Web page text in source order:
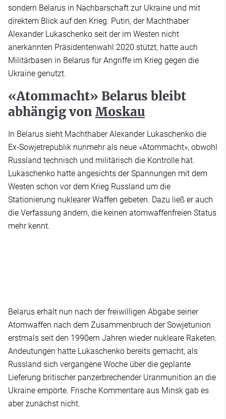
sondern Belarus in Nachbarschaft zur Ukraine und mit
direktem Blick auf den Krieg. Putin, der Machthaber
Alexander Lukaschenko seit der im Westen nicht
anerkannten Präsidentenwahl 2020 stützt, hatte auch
Militärbasen in Belarus für Angriffe im Krieg gegen die
Ukraine genutzt.
«Atommacht» Belarus bleibt
abhängig von Moskau
In Belarus sieht Machthaber Alexander Lukaschenko die
Ex-Sowjetrepublik nunmehr als neue «Atommacht», obwohl
Russland technisch und militärisch die Kontrolle hat.
Lukaschenko hatte angesichts der Spannungen mit dem
Westen schon vor dem Krieg Russland um die
Stationierung nuklearer Waffen gebeten. Dazu ließ er auch
die Verfassung ändern, die keinen atomwaffenfreien Status
mehr kennt.
Belarus erhält nun nach der freiwilligen Abgabe seiner
Atomwaffen nach dem Zusammenbruch der Sowjetunion
erstmals seit den 1990ern Jahren wieder nukleare Raketen.
Andeutungen hatte Lukaschenko bereits gemacht, als
Russland sich vergangene Woche über die geplante
Lieferung britischer panzerbrechender Uranmunition an die
Ukraine empörte. Frische Kommentare aus Minsk gab es
aber zunächst nicht.